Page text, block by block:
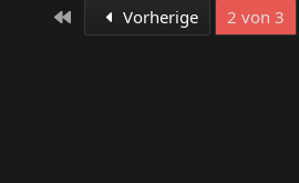
Erste Vorherige 2 von 3